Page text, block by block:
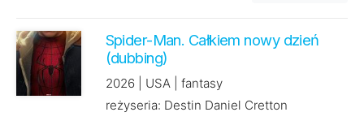
Spider-Man. Całkiem nowy dzień
(dubbing)
2026 | USA | fantasy
reżyseria: Destin Daniel Cretton